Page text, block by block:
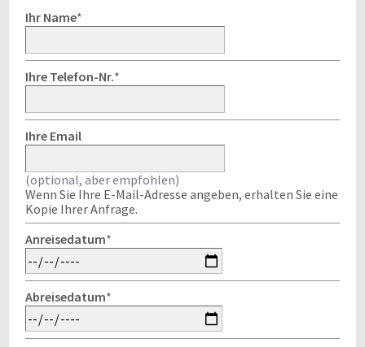
Ihr Name*
Ihre Telefon-Nr.*
Ihre Email
(optional, aber empfohlen)
Wenn Sie Ihre E-Mail-Adresse angeben, erhalten Sie eine
Kopie Ihrer Anfrage.
Anreisedatum*
Abreisedatum*